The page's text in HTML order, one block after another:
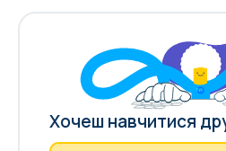
Хочеш навчитися